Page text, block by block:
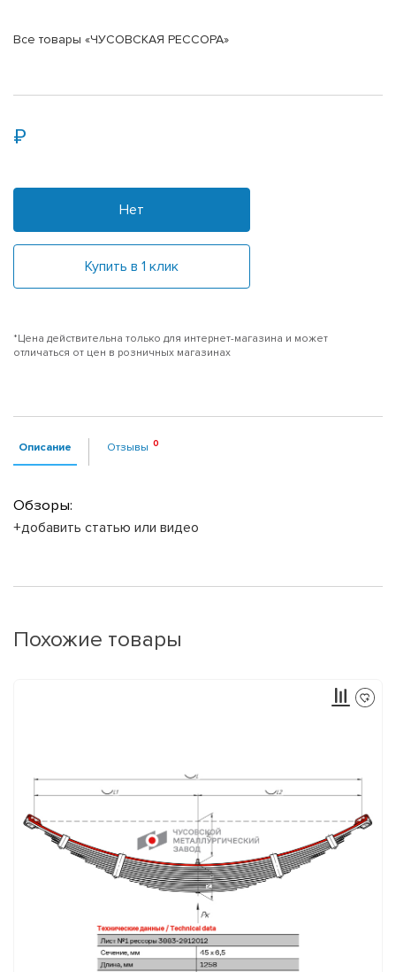
Все товары «ЧУСОВСКАЯ РЕССОРА»
Нет
Купить в 1 клик
*Цена действительна только для интернет-магазина и может
отличаться от цен в розничных магазинах
Описание Отзывы
Обзоры:
+добавить статью или видео
Похожие товары